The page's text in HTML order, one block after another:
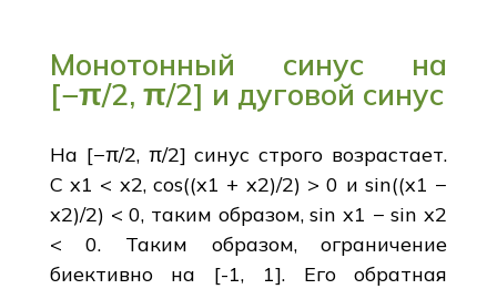
Монотонный синус на
[−π/2, π/2] и дуговой синус
На [−π/2, π/2] синус строго возрастает.
С x1 < x2, cos((x1 + x2)/2) > 0 и sin((x1 −
x2)/2) < 0, таким образом, sin x1 − sin x2
< 0. Таким образом, ограничение
биективно на [-1, 1]. Его обратная